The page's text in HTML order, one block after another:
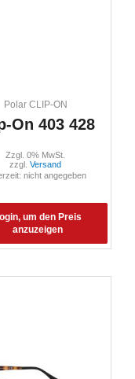
Polar CLIP-ON
On 403 428
um den Preis
anzuzeigen
Zzgl. 0% MwSt.
zzgl. Versand
nicht angegeben